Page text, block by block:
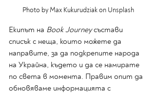
Photo by Max Kukurudziak on Unsplash
Екипът на Book Journey състави
списък с неща, които можете да
направите, за да подкрепите народа
на Украйна, където и да се намирате
по света в момента. Правим опит да
обновяваме информацията с